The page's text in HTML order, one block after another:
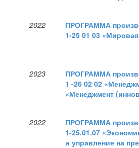
2022
ПРОГРАММА
1-25 01 03
2023
ПРОГРАММА
1 -26 02 02
«Менеджмент
2022
ПРОГРАММА
1-25.01.07
и управление на